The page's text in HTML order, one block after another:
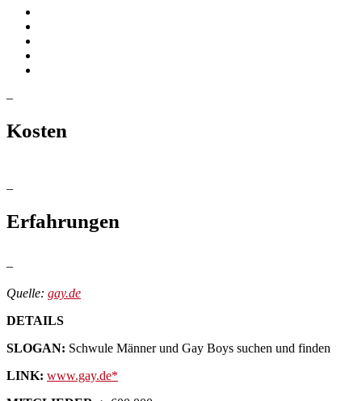
–
Kosten
–
Erfahrungen
–
Quelle: gay.de
DETAILS
SLOGAN: Schwule Männer und Gay Boys suchen und finden
LINK: www.gay.de